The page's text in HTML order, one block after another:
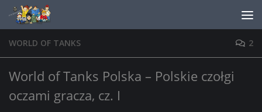
Skip to content
WORLD OF TANKS 2
World of Tanks Polska – Polskie czołgi
oczami gracza, cz. I